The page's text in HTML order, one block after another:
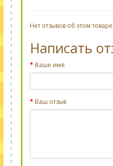
Нет отзывов об этом товаре.
Написать
Ваше имя
Ваш отзыв